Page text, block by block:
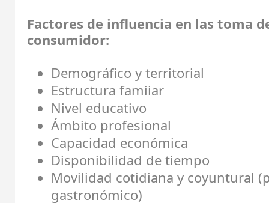
Factores de influencia en las toma
consumidor:
Demográfico y territorial
Estructura famiiar
Nivel educativo
Ámbito profesional
Capacidad económica
Disponibilidad de tiempo
Movilidad cotidiana y coyuntural
gastronómico)